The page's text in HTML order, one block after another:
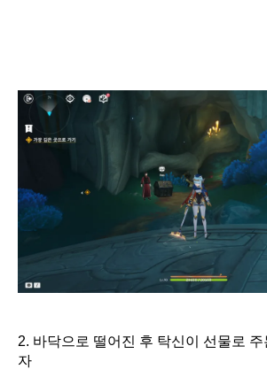
2. 바닥으로 떨어진 후 탁신이 선물로
자